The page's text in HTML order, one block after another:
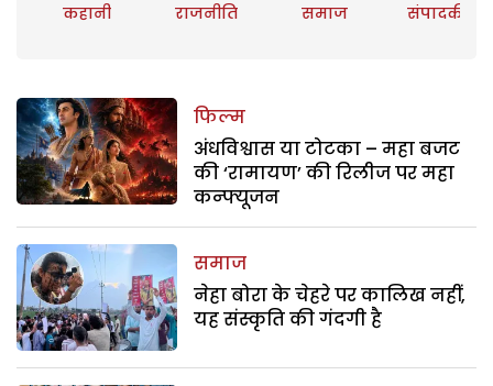
कहानी राजनीति समाज संपादकीय
फिल्म
अंधविश्वास या टोटका – महा बजट
की ‘रामायण’ की रिलीज पर महा
कन्फ्यूजन
समाज
नेहा बोरा के चेहरे पर कालिख नहीं,
यह संस्कृति की गंदगी है